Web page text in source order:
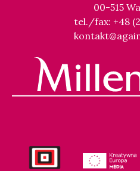
00-515
tel./fax: +48